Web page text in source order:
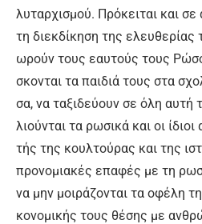
λυ­ταρ­χι­σμού. Πρό­κει­ται και
τη διεκ­δί­κη­ση της
ω­ρούν τους ε­αυ­τούς τους
σκο­νται τα παι­διά τους στα
σα, να τα­ξι­δεύ­ουν σε ό­λη αυ­τή
λιού­νται τα ρω­σι­κά και οι
τής της κουλ­τού­ρας και της
προ­νο­μια­κές ε­πα­φές με τη
να μην μοι­ρά­ζον­ται τα ο­φέ­λη
κο­νο­μι­κής τους θέ­σης με